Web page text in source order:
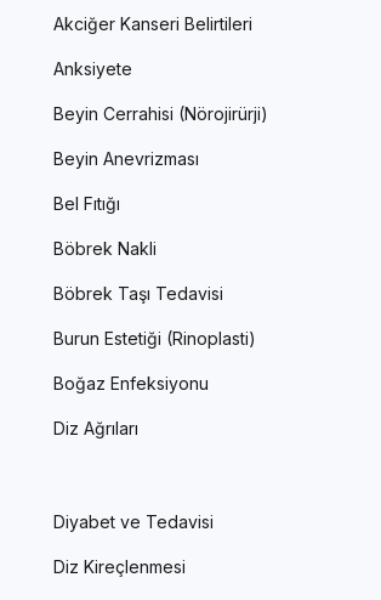
Akciğer Kanseri Belirtileri
Anksiyete
Beyin Cerrahisi (Nörojirürji)
Beyin Anevrizması
Bel Fıtığı
Böbrek Nakli
Böbrek Taşı Tedavisi
Burun Estetiği (Rinoplasti)
Boğaz Enfeksiyonu
Diz Ağrıları
Diyabet ve Tedavisi
Diz Kireçlenmesi